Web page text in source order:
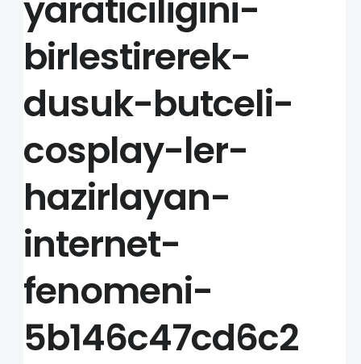
birlestirerek-
dusuk-butceli-
cosplay-ler-
hazirlayan-
internet-
fenomeni-
5b146c47cd6c2